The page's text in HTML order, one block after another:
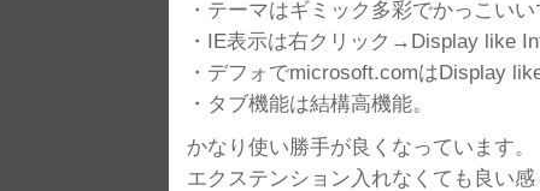
・テーマはギミック多彩でかっこい
・IE表示は右クリック→Display like
・デフォでmicrosoft.comはDisplay
・タブ機能は結構高機能。
かなり使い勝手が良くなっています。
エクステンション入れなくても良い